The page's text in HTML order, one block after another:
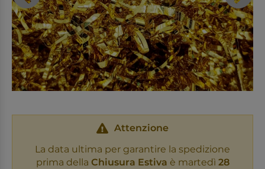
Attenzione
La data ultima per garantire la spedizione
prima della Chiusura Estiva è martedì 28